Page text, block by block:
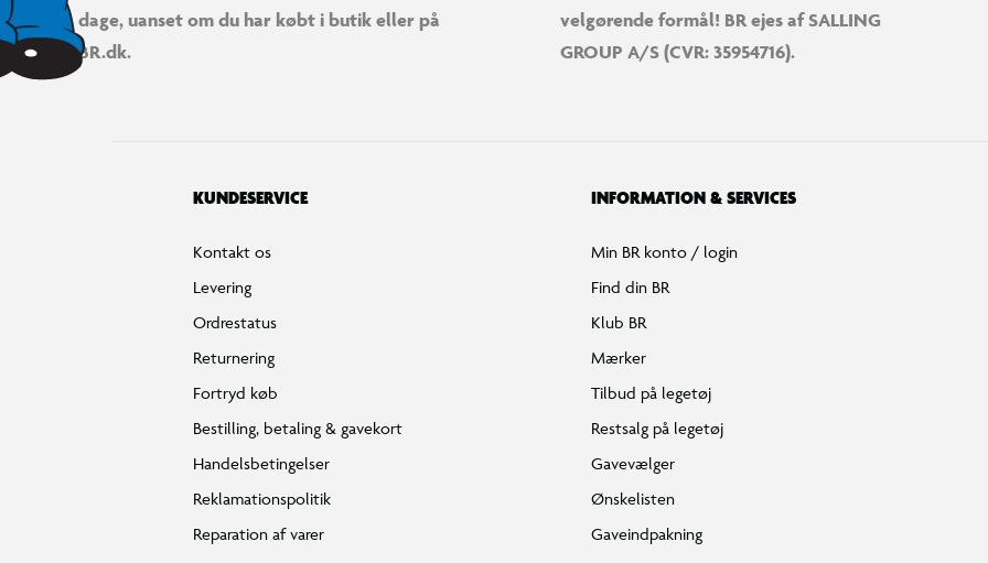
dage, uanset om du har købt i butik eller på
BR.dk.
velgørende formål! BR ejes af SALLING
GROUP A/S (CVR: 35954716).
KUNDESERVICE
Kontakt os
Levering
Ordrestatus
Returnering
Fortryd køb
Bestilling, betaling & gavekort
Handelsbetingelser
Reklamationspolitik
Reparation af varer
INFORMATION & SERVICES
Min BR konto / login
Find din BR
Klub BR
Mærker
Tilbud på legetøj
Restsalg på legetøj
Gavevælger
Ønskelisten
Gaveindpakning